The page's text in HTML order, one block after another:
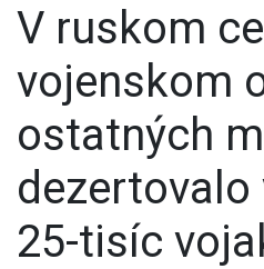
V ruskom centrálnom
vojenskom
ostatných
dezertovalo
25-tisíc